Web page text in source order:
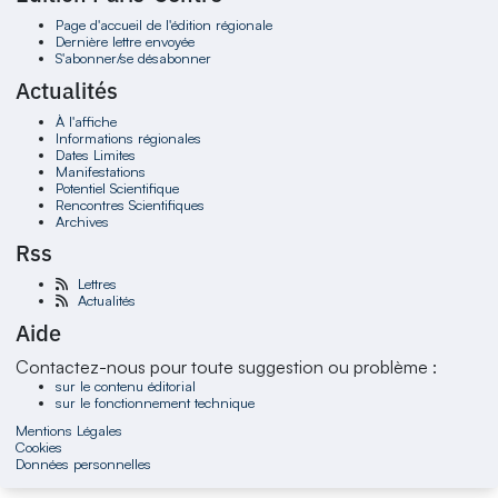
Page d'accueil de l'édition régionale
Dernière lettre envoyée
S'abonner/se désabonner
Actualités
À l'affiche
Informations régionales
Dates Limites
Manifestations
Potentiel Scientifique
Rencontres Scientifiques
Archives
Rss
Lettres
Actualités
Aide
Contactez-nous pour toute suggestion ou problème :
sur le contenu éditorial
sur le fonctionnement technique
Mentions Légales
Cookies
Données personnelles